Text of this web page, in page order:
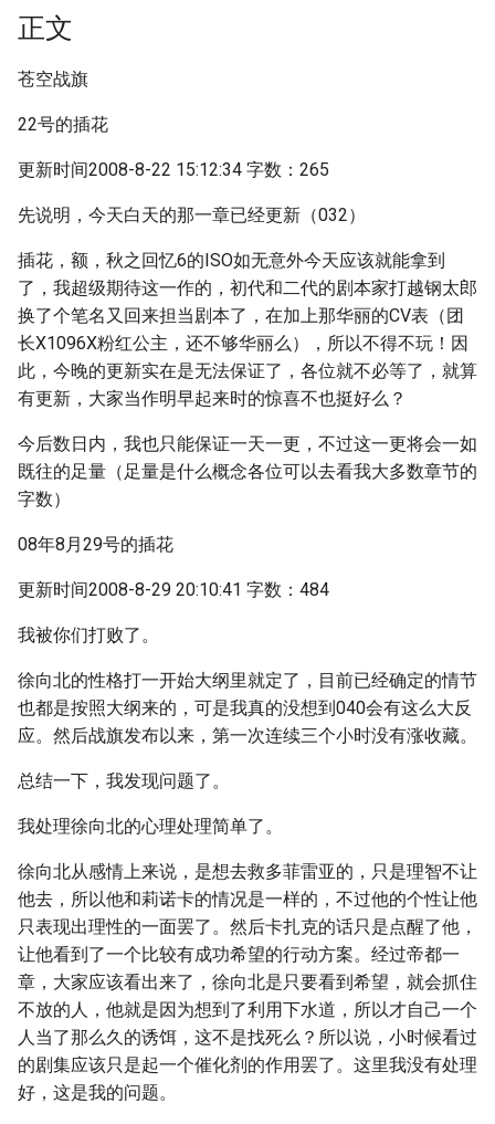
正文
苍空战旗
22号的插花
更新时间2008-8-22 15:12:34 字数：265
先说明，今天白天的那一章已经更新（032）
插花，额，秋之回忆6的ISO如无意外今天应该就能拿到
了，我超级期待这一作的，初代和二代的剧本家打越钢太郎
换了个笔名又回来担当剧本了，在加上那华丽的CV表（团
长X1096X粉红公主，还不够华丽么），所以不得不玩！因
此，今晚的更新实在是无法保证了，各位就不必等了，就算
有更新，大家当作明早起来时的惊喜不也挺好么？
今后数日内，我也只能保证一天一更，不过这一更将会一如
既往的足量（足量是什么概念各位可以去看我大多数章节的
字数）
08年8月29号的插花
更新时间2008-8-29 20:10:41 字数：484
我被你们打败了。
徐向北的性格打一开始大纲里就定了，目前已经确定的情节
也都是按照大纲来的，可是我真的没想到040会有这么大反
应。然后战旗发布以来，第一次连续三个小时没有涨收藏。
总结一下，我发现问题了。
我处理徐向北的心理处理简单了。
徐向北从感情上来说，是想去救多菲雷亚的，只是理智不让
他去，所以他和莉诺卡的情况是一样的，不过他的个性让他
只表现出理性的一面罢了。然后卡扎克的话只是点醒了他，
让他看到了一个比较有成功希望的行动方案。经过帝都一
章，大家应该看出来了，徐向北是只要看到希望，就会抓住
不放的人，他就是因为想到了利用下水道，所以才自己一个
人当了那么久的诱饵，这不是找死么？所以说，小时候看过
的剧集应该只是起一个催化剂的作用罢了。这里我没有处理
好，这是我的问题。